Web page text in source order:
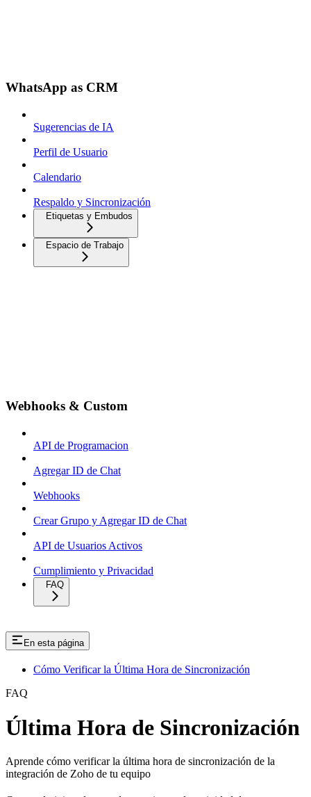
WhatsApp as CRM
Sugerencias de IA
Perfil de Usuario
Calendario
Respaldo y Sincronización
Etiquetas y Embudos
Espacio de Trabajo
Webhooks & Custom
API de Programacion
Agregar ID de Chat
Webhooks
Crear Grupo y Agregar ID de Chat
API de Usuarios Activos
Cumplimiento y Privacidad
FAQ
En esta página
Cómo Verificar la Última Hora de Sincronización
FAQ
Última Hora de Sincronización
Aprende cómo verificar la última hora de sincronización de la
integración de Zoho de tu equipo